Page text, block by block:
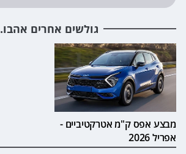
גולשים אחרים אהבו.
מבצע אפס ק"מ אטרקטיביים -
אפריל 2026